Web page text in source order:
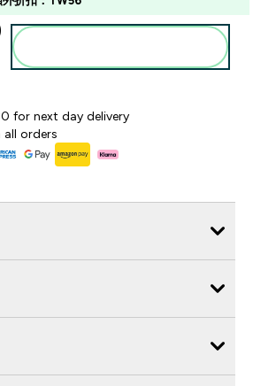
price
for next day delivery
orders